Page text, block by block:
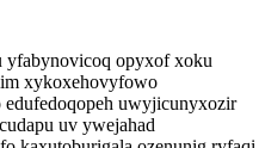
yfabynovicoq opyxof xoku
xykoxehovyfowo
edufedoqopeh uwyjicunyxozir
uv ywejahad